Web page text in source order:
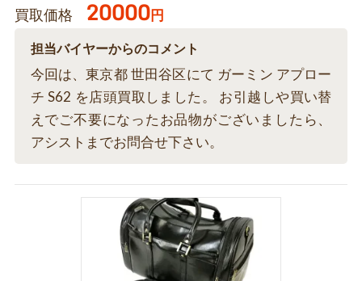
買取価格 20000円
担当バイヤーからのコメント
今回は、東京都 世田谷区にて ガーミン アプロー
チ S62 を店頭買取しました。 お引越しや買い替
えでご不要になったお品物がございましたら、
アシストまでお問合せ下さい。